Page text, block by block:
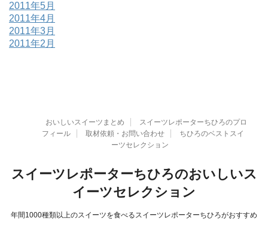
2011年5月
2011年4月
2011年3月
2011年2月
おいしいスイーツまとめ
スイーツレポーターちひろのプロ
フィール
取材依頼・お問い合わせ
ちひろのベストスイ
ーツセレクション
スイーツレポーターちひろのおいしいス
イーツセレクション
年間1000種類以上のスイーツを食べるスイーツレポーターちひろがおすすめ